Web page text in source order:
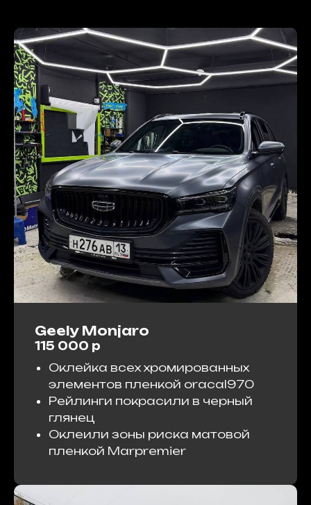
Geely Monjaro
115 000 р
Оклейка всех хромированных
элементов пленкой oracal970
Рейлинги покрасили в черный
глянец
Оклеили зоны риска матовой
пленкой Marpremier